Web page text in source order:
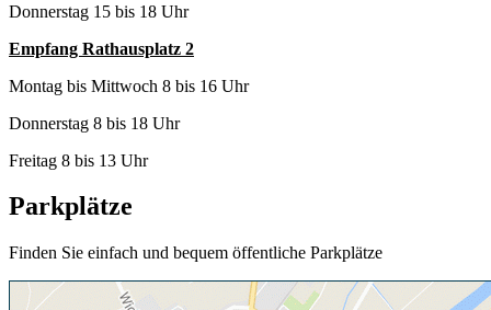
Donnerstag 15 bis 18 Uhr
Empfang Rathausplatz 2
Montag bis Mittwoch 8 bis 16 Uhr
Donnerstag 8 bis 18 Uhr
Freitag 8 bis 13 Uhr
Parkplätze
Finden Sie einfach und bequem öffentliche Parkplätze